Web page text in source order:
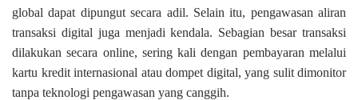
global dapat dipungut secara adil. Selain itu, pengawasan aliran
transaksi digital juga menjadi kendala. Sebagian besar transaksi
dilakukan secara online, sering kali dengan pembayaran melalui
kartu kredit internasional atau dompet digital, yang sulit dimonitor
tanpa teknologi pengawasan yang canggih.